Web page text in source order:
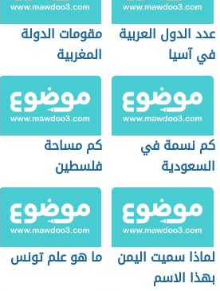
عدد الدول العربية
في آسيا
مقومات الدولة
المغربية
كم نسمة في
السعودية
كم مساحة
فلسطين
لماذا سميت اليمن
بهذا الاسم
ما هو علم تونس